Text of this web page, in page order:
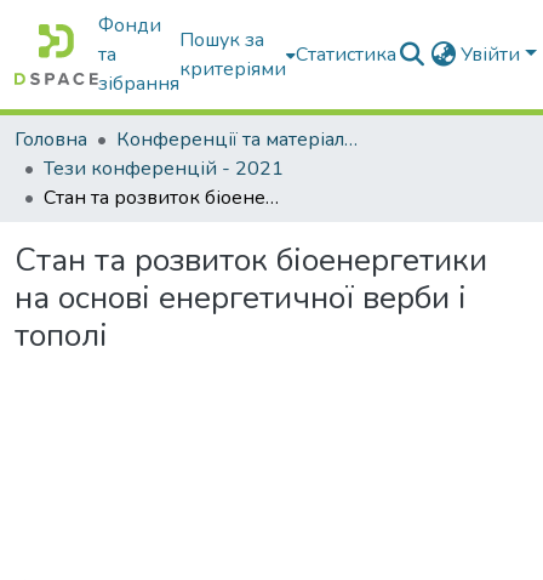
Фонди
та
зібрання
Пошук за
критеріями
Статистика Увійти
Головна
Конференції та матеріали конференцій
Тези конференцій - 2021
Стан та розвиток біоенергетики на основі енергетичної верби і тополі
Стан та розвиток біоенергетики
на основі енергетичної верби і
тополі